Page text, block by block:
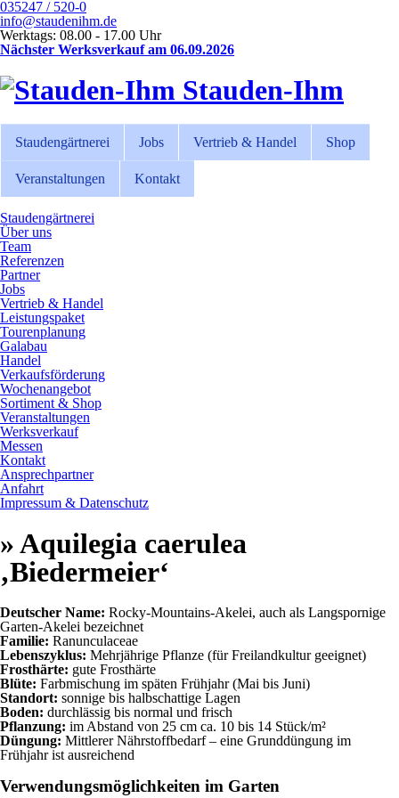
035247 / 520-0
info@staudenihm.de
Werktags: 08.00 - 17.00 Uhr
Nächster Werksverkauf am 06.09.2026
Stauden-Ihm
Staudengärtnerei Jobs Vertrieb & Handel Shop
Veranstaltungen Kontakt
Staudengärtnerei
Über uns
Team
Referenzen
Partner
Jobs
Vertrieb & Handel
Leistungspaket
Tourenplanung
Galabau
Handel
Verkaufsförderung
Wochenangebot
Sortiment & Shop
Veranstaltungen
Werksverkauf
Messen
Kontakt
Ansprechpartner
Anfahrt
Impressum & Datenschutz
» Aquilegia caerulea
‚Biedermeier‘
Deutscher Name: Rocky-Mountains-Akelei, auch als Langspornige
Garten-Akelei bezeichnet
Familie: Ranunculaceae
Lebenszyklus: Mehrjährige Pflanze (für Freilandkultur geeignet)
Frosthärte: gute Frosthärte
Blüte: Farbmischung im späten Frühjahr (Mai bis Juni)
Standort: sonnige bis halbschattige Lagen
Boden: durchlässig bis normal und frisch
Pflanzung: im Abstand von 25 cm ca. 10 bis 14 Stück/m²
Düngung: Mittlerer Nährstoffbedarf – eine Grunddüngung im
Frühjahr ist ausreichend
Verwendungsmöglichkeiten im Garten